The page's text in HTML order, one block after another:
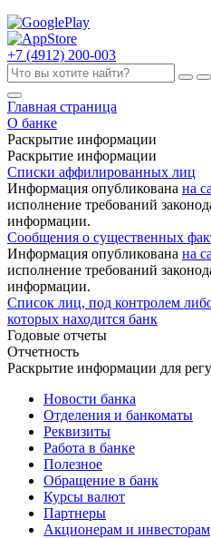
+7 (4912) 200-003
Главная страница
О банке
Раскрытие информации
Раскрытие информации
Списки аффилированных лиц
Информация опубликована на
исполнение требований
информации.
Сообщения о существенных
Информация опубликована на
исполнение требований
информации.
Список лиц, под контролем
которых находится банк
Годовые отчеты
Отчетность
Раскрытие информации для
Новости банка
Отделения и банкоматы
Реквизиты
Работа в банке
Полезное
Обращение в банк
Курсы валют
Партнеры
Акционерам и инвесторам